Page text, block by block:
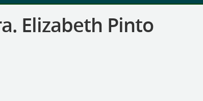
Elizabeth Pinto